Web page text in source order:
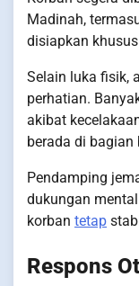
Madinah,
disiapkan
Selain luka fisik,
perhatian.
akibat
berada di bagian
Pendamping
dukungan
korban tetap
Respons